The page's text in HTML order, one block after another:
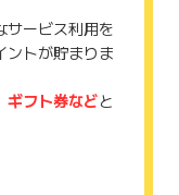
サービス利用を
ントが貯まりま
ギフト券などと